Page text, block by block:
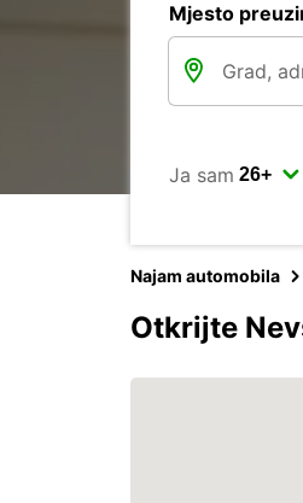
Mjesto
Ja sam
Najam automobila
Otkrijte